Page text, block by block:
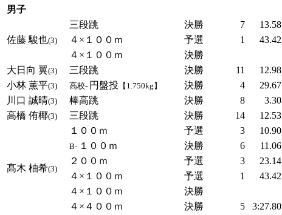
男子
佐藤 駿也(3)
三段跳 決勝 7 13.58
４×１００ｍ
予選 1
43.42
４×１００ｍ
決勝
大日向 翼(3) 三段跳 決勝 11 12.98
小林 薫平(3) 高校- 円盤投 【1.750kg】 決勝 4
29.67
川口 誠晴(3) 棒高跳 決勝 8
3.30
高橋 侑椰(3) 三段跳 決勝 14 12.53
髙木 柚希(3)
１００ｍ 予選 3 10.90
B- １００ｍ 決勝 6 11.06
２００ｍ
予選 3 23.14
４×１００ｍ
予選 1
43.42
４×１００ｍ
決勝
４×４００ｍ
決勝 5 3:27.80